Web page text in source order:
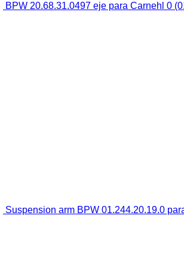
BPW 20.68.31.0497 eje para Carnehl 0
Suspension arm BPW 01.244.20.19.0